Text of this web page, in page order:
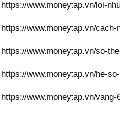
https://www.moneytap.vn/loi-
https://www.moneytap.vn/
https://www.moneytap.vn/so-
https://www.moneytap.vn/he-
https://www.moneytap.vn/vang-